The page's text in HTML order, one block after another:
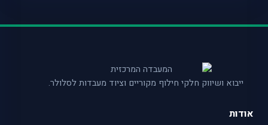
ייבוא ושיווק חלקי חילוף מקוריים וציוד מעבדות לסלולר.
אודות